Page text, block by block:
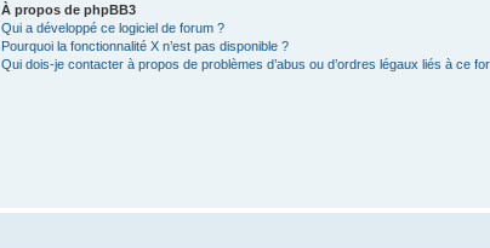
À propos de phpBB3
Qui a développé ce logiciel de forum ?
Pourquoi la fonctionnalité X n’est pas disponible ?
Qui dois-je contacter à propos de problèmes d’abus ou d’ordres légaux liés à ce